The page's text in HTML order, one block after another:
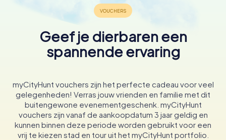
Geef je dierbaren een
spannende ervaring
myCityHunt vouchers zijn het perfecte cadeau voor veel
gelegenheden! Verras jouw vrienden en familie met dit
buitengewone evenementgeschenk. myCityHunt
vouchers zijn vanaf de aankoopdatum 3 jaar geldig en
kunnen binnen deze periode worden gebruikt voor een
vrij te kiezen stad en tour uit het myCityHunt portfolio.